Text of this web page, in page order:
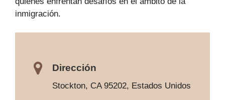
inmigración.
Dirección
Stockton, CA 95202, Estados Unidos